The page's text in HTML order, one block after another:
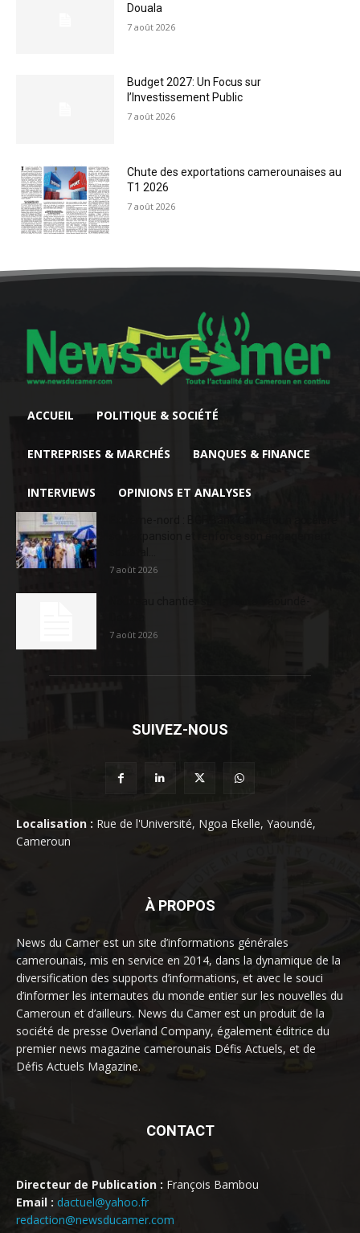
Douala
7 août 2026
Budget 2027: Un Focus sur
l’Investissement Public
7 août 2026
Chute des exportations camerounaises au
T1 2026
7 août 2026
ACCUEIL POLITIQUE & SOCIÉTÉ
ENTREPRISES & MARCHÉS BANQUES & FINANCE
INTERVIEWS OPINIONS ET ANALYSES
7 août 2026
7 août 2026
SUIVEZ-NOUS
Localisation : Rue de l'Université, Ngoa Ekelle, Yaoundé,
Cameroun
À PROPOS
News du Camer est un site d’informations générales
camerounais, mis en service en 2014, dans la dynamique de la
diversification des supports d’informations, et avec le souci
d’informer les internautes du monde entier sur les nouvelles du
Cameroun et d’ailleurs. News du Camer est un produit de la
société de presse Overland Company, également éditrice du
premier news magazine camerounais Défis Actuels, et de
Défis Actuels Magazine.
CONTACT
Directeur de Publication : François Bambou
Email : dactuel@yahoo.fr
redaction@newsducamer.com